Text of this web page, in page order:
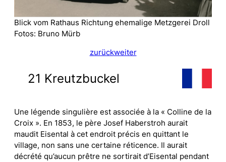
Blick vom Rathaus Richtung ehemalige Metzgerei Droll
Fotos: Bruno Mürb
zurückweiter
21 Kreutzbuckel
Une légende singulière est associée à la « Colline de la
Croix ». En 1853, le père Josef Haberstroh aurait
maudit Eisental à cet endroit précis en quittant le
village, non sans une certaine réticence. Il aurait
décrété qu’aucun prêtre ne sortirait d’Eisental pendant